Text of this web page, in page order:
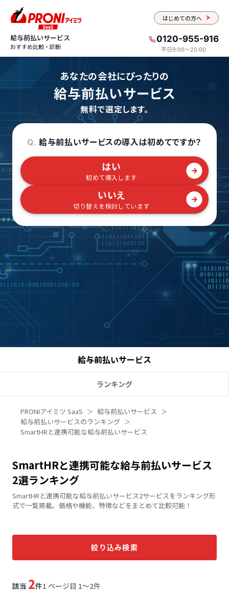
はじめての方へ
給与前払いサービス
おすすめ比較・診断
0120-955-916
平日9:00〜20:00
あなたの会社にぴったりの
給与前払いサービス
無料で選定します。
Q. 給与前払いサービスの導入は初めてですか？
はい
初めて導入します
いいえ
切り替えを検討しています
給与前払いサービス
ランキング
PRONIアイミツ SaaS
給与前払いサービス
給与前払いサービスのランキング
SmartHRと連携可能な給与前払いサービス
SmartHRと連携可能な給与前払いサービス
2選ランキング
SmartHRと連携可能な給与前払いサービス2サービスをランキング形
式で一覧掲載。価格や機能、特徴などをまとめて比較可能！
絞り込み検索
該当 2件1 ページ目 1〜2件